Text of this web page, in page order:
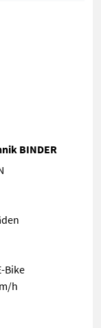
BINDER
Bike
h